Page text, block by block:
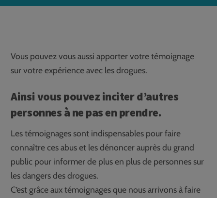
Vous pouvez vous aussi apporter votre témoignage
sur votre expérience avec les drogues.
Ainsi vous pouvez inciter d’autres
personnes à ne pas en prendre.
Les témoignages sont indispensables pour faire
connaître ces abus et les dénoncer auprès du grand
public pour informer de plus en plus de personnes sur
les dangers des drogues.
C’est grâce aux témoignages que nous arrivons à faire